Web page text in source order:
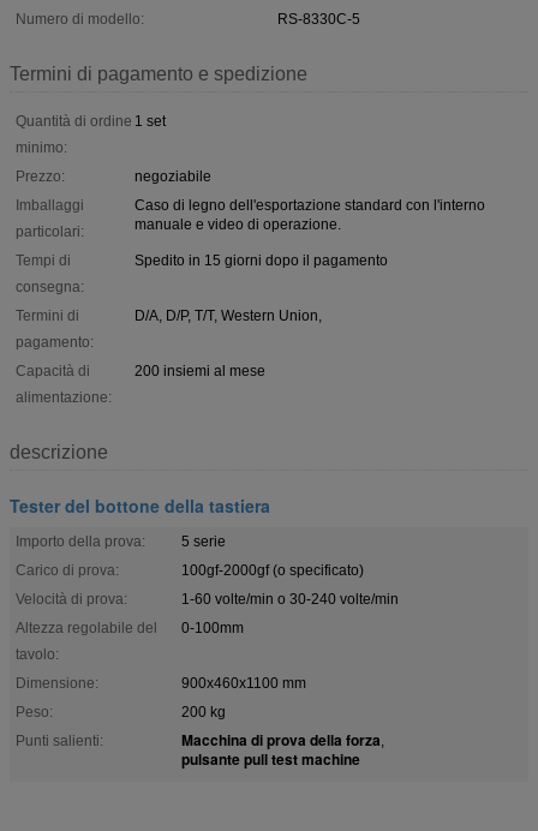
Numero di modello:
RS-8330C-5
Termini di pagamento e spedizione
Quantità di ordine
minimo:
1 set
Prezzo:
negoziabile
Imballaggi
particolari:
Caso di legno dell'esportazione standard con l'interno
manuale e video di operazione.
Tempi di
consegna:
Spedito in 15 giorni dopo il pagamento
Termini di
pagamento:
D/A, D/P, T/T, Western Union,
Capacità di
alimentazione:
200 insiemi al mese
descrizione
Tester del bottone della tastiera
Importo della prova:
5 serie
Carico di prova:
100gf-2000gf (o specificato)
Velocità di prova:
1-60 volte/min o 30-240 volte/min
Altezza regolabile del
tavolo:
0-100mm
Dimensione:
900x460x1100 mm
Peso:
200 kg
Punti salienti:
Macchina di prova della forza,
pulsante pull test machine